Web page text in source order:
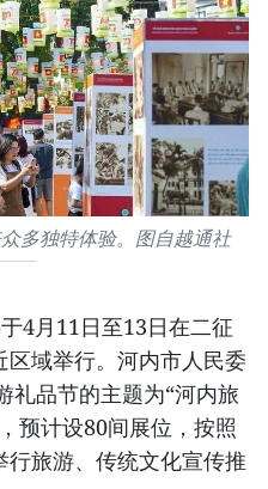
多独特体验。图自越通社
4月11日至13日在二征
域举行。河内市人民委
礼品节的主题为“河内旅
预计设80间展位，按照
旅游、传统文化宣传推